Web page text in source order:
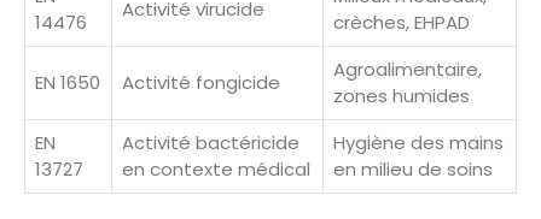
14476
Activité virucide
crèches, EHPAD
EN 1650 Activité fongicide
Agroalimentaire,
zones humides
EN
13727
Activité bactéricide
en contexte médical
Hygiène des mains
en milieu de soins